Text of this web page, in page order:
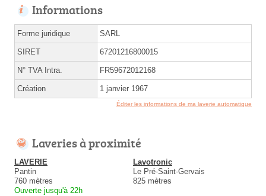
Informations
Forme juridique SARL
SIRET 67201216800015
N° TVA Intra. FR59672012168
Création 1 janvier 1967
Éditer les informations de ma laverie automatique
Laveries à proximité
LAVERIE
Pantin
760 mètres
Ouverte jusqu'à 22h
Lavotronic
Le Pré-Saint-Gervais
825 mètres